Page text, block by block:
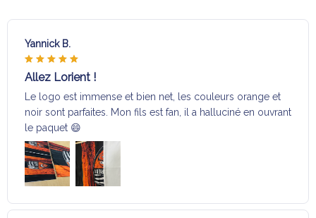
Yannick B.
Allez Lorient !
Le logo est immense et bien net, les couleurs orange et
noir sont parfaites. Mon fils est fan, il a halluciné en ouvrant
le paquet 😄